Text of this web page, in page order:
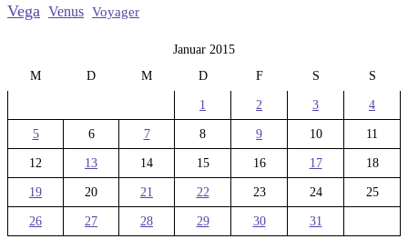
Vega Venus Voyager
Januar 2015
M
D M D F S S
1 2 3 4
5 6 7 8 9 10 11
12 13 14 15 16 17 18
19 20 21 22 23 24 25
26 27 28 29 30
31